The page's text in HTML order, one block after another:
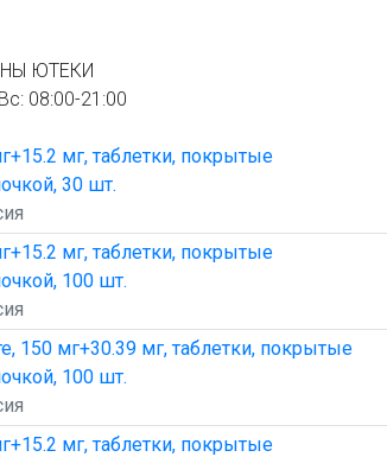
ЮТЕКИ
08:00-21:00
мг, таблетки, покрытые
30 шт.
мг, таблетки, покрытые
100 шт.
150 мг+30.39 мг, таблетки, покрытые
100 шт.
мг, таблетки, покрытые